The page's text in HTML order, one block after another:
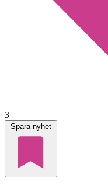
3
Spara nyhet